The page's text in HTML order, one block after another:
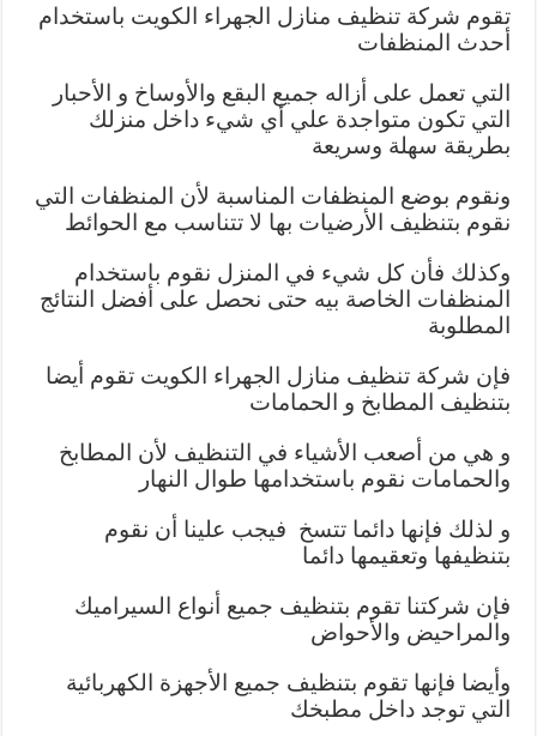
تقوم شركة تنظيف منازل الجهراء الكويت باستخدام
أحدث المنظفات
التي تعمل على أزاله جميع البقع والأوساخ و الأحبار
التي تكون متواجدة علي أي شيء داخل منزلك
بطريقة سهلة وسريعة
ونقوم بوضع المنظفات المناسبة لأن المنظفات التي
نقوم بتنظيف الأرضيات بها لا تتناسب مع الحوائط
وكذلك فأن كل شيء في المنزل نقوم باستخدام
المنظفات الخاصة بيه حتى نحصل على أفضل النتائج
المطلوبة
فإن شركة تنظيف منازل الجهراء الكويت تقوم أيضا
بتنظيف المطابخ و الحمامات
و هي من أصعب الأشياء في التنظيف لأن المطابخ
والحمامات نقوم باستخدامها طوال النهار
و لذلك فإنها دائما تتسخ فيجب علينا أن نقوم
بتنظيفها وتعقيمها دائما
فإن شركتنا تقوم بتنظيف جميع أنواع السيراميك
والمراحيض والأحواض
وأيضا فإنها تقوم بتنظيف جميع الأجهزة الكهربائية
التي توجد داخل مطبخك